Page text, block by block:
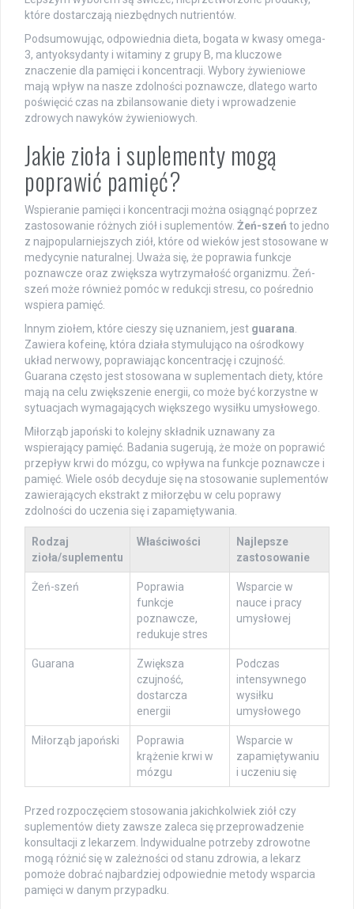
które dostarczają niezbędnych nutrientów.
Podsumowując, odpowiednia dieta, bogata w kwasy omega-
3, antyoksydanty i witaminy z grupy B, ma kluczowe
znaczenie dla pamięci i koncentracji. Wybory żywieniowe
mają wpływ na nasze zdolności poznawcze, dlatego warto
poświęcić czas na zbilansowanie diety i wprowadzenie
zdrowych nawyków żywieniowych.
Jakie zioła i suplementy mogą
poprawić pamięć?
Wspieranie pamięci i koncentracji można osiągnąć poprzez
zastosowanie różnych ziół i suplementów. Żeń-szeń to jedno
z najpopularniejszych ziół, które od wieków jest stosowane w
medycynie naturalnej. Uważa się, że poprawia funkcje
poznawcze oraz zwiększa wytrzymałość organizmu. Żeń-
szeń może również pomóc w redukcji stresu, co pośrednio
wspiera pamięć.
Innym ziołem, które cieszy się uznaniem, jest guarana
Zawiera kofeinę, która działa stymulująco na ośrodkowy
układ nerwowy, poprawiając koncentrację i czujność.
Guarana często jest stosowana w suplementach diety, które
mają na celu zwiększenie energii, co może być korzystne w
sytuacjach wymagających większego wysiłku umysłowego.
Miłorząb japoński to kolejny składnik uznawany za
wspierający pamięć. Badania sugerują, że może on poprawić
przepływ krwi do mózgu, co wpływa na funkcje poznawcze i
pamięć. Wiele osób decyduje się na stosowanie suplementów
zawierających ekstrakt z miłorzębu w celu poprawy
zdolności do uczenia się i zapamiętywania.
Rodzaj
zioła/suplementu
Właściwości
Najlepsze
zastosowanie
Żeń-szeń
Poprawia
funkcje
poznawcze,
redukuje stres
Wsparcie w
nauce i pracy
umysłowej
Guarana
Zwiększa
czujność,
dostarcza
energii
Podczas
intensywnego
wysiłku
umysłowego
Miłorząb japoński
Poprawia
krążenie krwi w
mózgu
Wsparcie w
zapamiętywaniu
i uczeniu się
Przed rozpoczęciem stosowania jakichkolwiek ziół czy
suplementów diety zawsze zaleca się przeprowadzenie
konsultacji z lekarzem. Indywidualne potrzeby zdrowotne
mogą różnić się w zależności od stanu zdrowia, a lekarz
pomoże dobrać najbardziej odpowiednie metody wsparcia
pamięci w danym przypadku.